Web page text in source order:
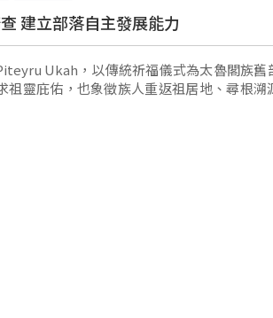
建立部落自主發展能力
Ukah，以傳統祈福儀式為太魯閣族舊
祖靈庇佑，也象徵族人重返祖居地、尋根溯